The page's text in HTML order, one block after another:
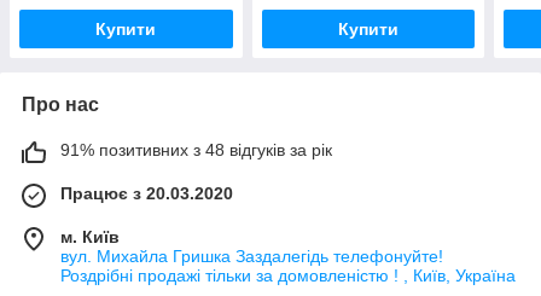
Купити Купити
Про нас
91% позитивних з 48 відгуків за рік
Працює з 20.03.2020
м. Київ
вул. Михайла Гришка Заздалегiдь телефонуйте!
Роздрібні продажі тiльки за домовленістю ! , Київ, Україна